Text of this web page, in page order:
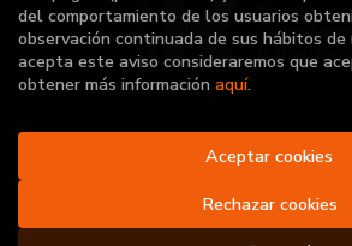
Librería Deportiva.
del comportamiento de los usuarios
observación continuada de sus hábitos de
acepta este aviso consideraremos que
obtener más información aquí.
Rechazar cookies
Aceptar cookies